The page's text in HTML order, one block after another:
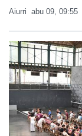
Aiurri abu 09, 09:55